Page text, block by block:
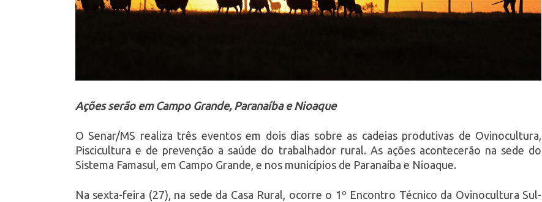
Ações serão em Campo Grande, Paranaíba e Nioaque
O Senar/MS realiza três eventos em dois dias sobre as cadeias produtivas de Ovinocultura,
Piscicultura e de prevenção a saúde do trabalhador rural. As ações acontecerão na sede do
Sistema Famasul, em Campo Grande, e nos municípios de Paranaíba e Nioaque.
Na sexta-feira (27), na sede da Casa Rural, ocorre o 1º Encontro Técnico da Ovinocultura Sul-